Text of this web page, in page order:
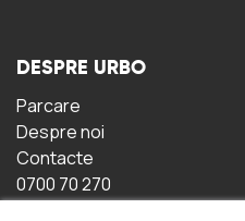
DESPRE URBO
Parcare
Despre noi
Contacte
0700 70 270